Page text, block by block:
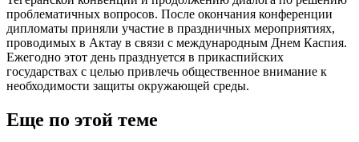
проблематичных вопросов. После окончания конференции
дипломаты приняли участие в праздничных мероприятиях,
проводимых в Актау в связи с международным Днем Каспия.
Ежегодно этот день празднуется в прикаспийских
государствах с целью привлечь общественное внимание к
необходимости защиты окружающей среды.
Еще по этой теме